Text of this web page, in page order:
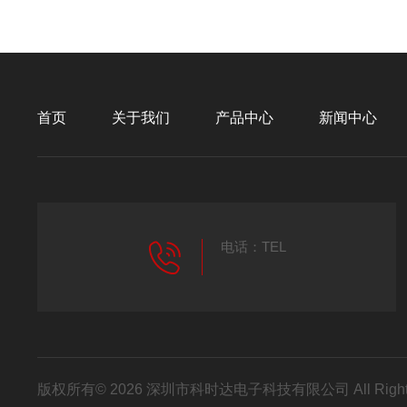
首页 关于我们 产品中心 新闻中心
电话：TEL
版权所有© 2026 深圳市科时达电子科技有限公司 All